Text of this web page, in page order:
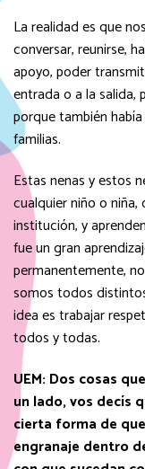
La realidad es que
conversar, reunirse,
apoyo, poder
entrada o a la salida,
porque también
familias.
Estas nenas y estos
cualquier niño o
institución, y
fue un gran
permanentemente,
somos todos
idea es trabajar
todos y todas.
UEM: Dos cosas
un lado, vos decís
cierta forma de
engranaje dentro